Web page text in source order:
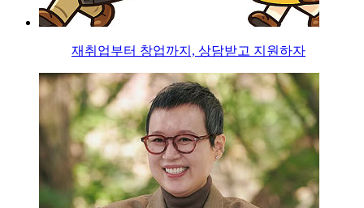
재취업부터 창업까지, 상담받고 지원하자